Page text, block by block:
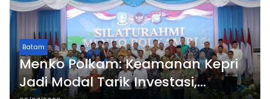
Batam
Menko Polkam: Keamanan Kepri
Jadi Modal Tarik Investasi,